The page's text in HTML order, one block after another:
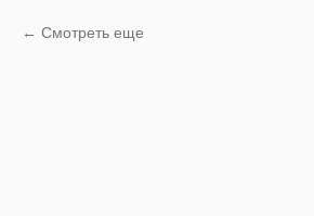
Смотреть еще